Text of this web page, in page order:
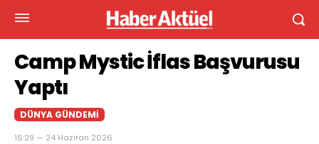
Camp Mystic İflas Başvurusu
Yaptı
DÜNYA GÜNDEMI
16:29 — 24 Haziran 2026